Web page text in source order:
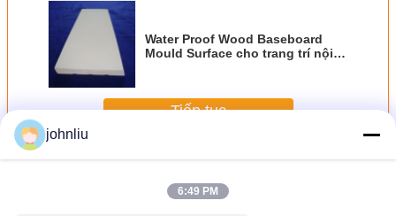
Water Proof Wood Baseboard
Mould Surface cho trang trí nội
Tiếp tục
HơnĐúc ván chân tường bằng gỗ
johnliu
6:49 PM